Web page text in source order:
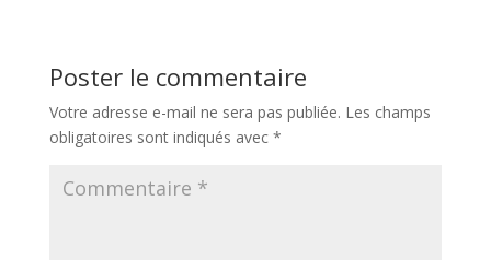
Poster le commentaire
Votre adresse e-mail ne sera pas publiée. Les champs
obligatoires sont indiqués avec *